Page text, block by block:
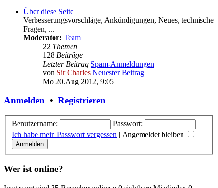
Über diese Seite
Verbesserungsvorschläge, Ankündigungen, Neues, technische
Fragen, ...
Moderator: Team
22 Themen
128 Beiträge
Letzter Beitrag Spam-Anmeldungen
von Sir Charles Neuester Beitrag
Mo 20.Aug 2012, 9:05
Anmelden • Registrieren
Benutzername:
Passwort:
Ich habe mein Passwort vergessen | Angemeldet bleiben
Wer ist online?